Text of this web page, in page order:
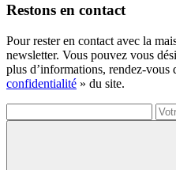
Restons en contact
Pour rester en contact avec la
newsletter. Vous pouvez vous
plus d’informations, rendez-vous
confidentialité » du site.